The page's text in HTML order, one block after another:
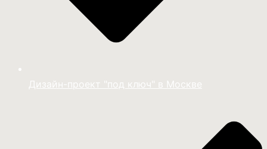
Дизайн-проект "под ключ" в Москве